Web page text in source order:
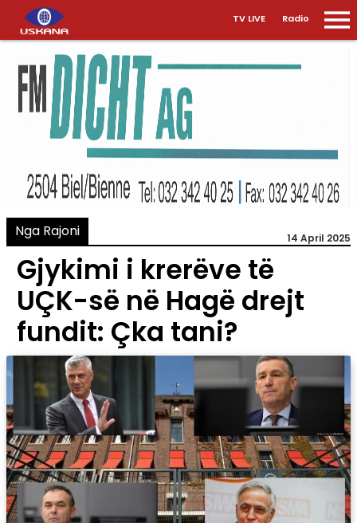
TV LIVE Radio
Nga Rajoni 14 April 2025
Gjykimi i krerëve të
UÇK-së në Hagë drejt
fundit: Çka tani?